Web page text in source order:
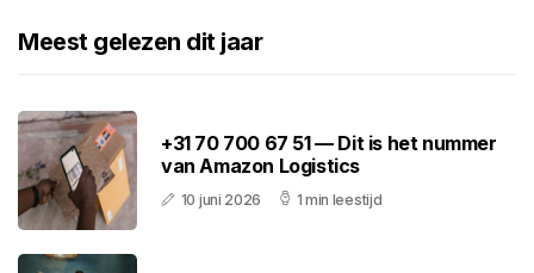
Meest gelezen dit jaar
+31 70 700 67 51 — Dit is het nummer
van Amazon Logistics
10 juni 2026 1 min leestijd